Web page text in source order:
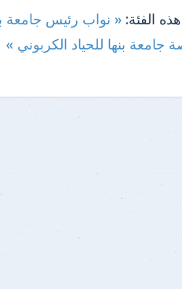
الفئة: « نواب رئيس جامعة
جامعة بنها للحياد الكربوني »